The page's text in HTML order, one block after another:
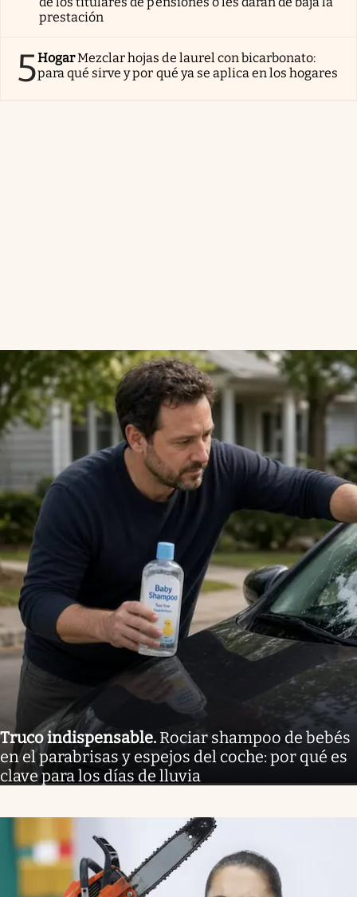
prestación
5HogarMezclar hojas de laurel con bicarbonato:
para qué sirve y por qué ya se aplica en los hogares
Truco indispensable. Rociar shampoo de bebés
en el parabrisas y espejos del coche: por qué es
clave para los días de lluvia